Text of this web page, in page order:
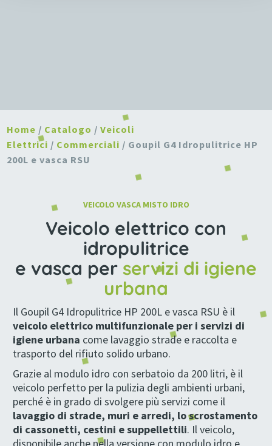
Home / Catalogo /Veicoli
Elettrici / Commerciali / Goupil G4 Idropulitrice HP
200L e vasca RSU
VEICOLO VASCA MISTO IDRO
Veicolo elettrico con
idropulitrice
e vasca per servizi di igiene
urbana
Il Goupil G4 Idropulitrice HP 200L e vasca RSU è il
veicolo elettrico multifunzionale per i servizi di
igiene urbana come lavaggio strade e raccolta e
trasporto del rifiuto solido urbano.
Grazie al modulo idro con serbatoio da 200 litri, è il
veicolo perfetto per la pulizia degli ambienti urbani,
perché è in grado di svolgere più servizi come il
lavaggio di strade, muri e arredi, lo scrostamento
di cassonetti, cestini e suppellettili. Il veicolo,
disponibile anche nella versione con modulo idro e